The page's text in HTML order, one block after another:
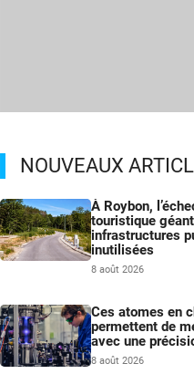
NOUVEAUX
À Roybon,
touristique
infrastructures
inutilisées
8 août 2026
Ces atomes en
permettent de
avec une
8 août 2026